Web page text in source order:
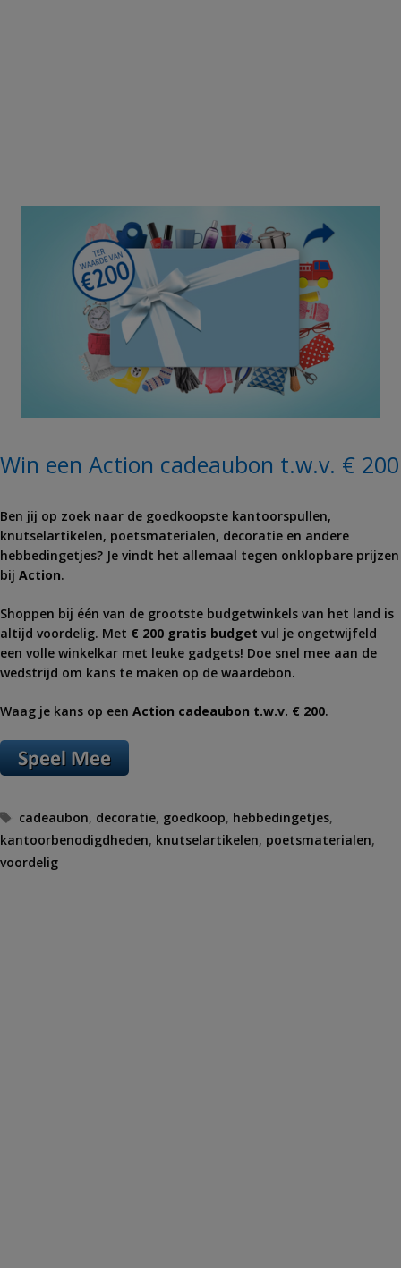
Win een Action cadeaubon t.w.v. € 200
Ben jij op zoek naar de goedkoopste kantoorspullen,
knutselartikelen, poetsmaterialen, decoratie en andere
hebbedingetjes? Je vindt het allemaal tegen onklopbare prijzen
bij Action.
Shoppen bij één van de grootste budgetwinkels van het land is
altijd voordelig. Met € 200 gratis budget vul je ongetwijfeld
een volle winkelkar met leuke gadgets! Doe snel mee aan de
wedstrijd om kans te maken op de waardebon.
Waag je kans op een Action cadeaubon t.w.v. € 200.
Tags
cadeaubon, decoratie, goedkoop, hebbedingetjes,
kantoorbenodigdheden, knutselartikelen, poetsmaterialen,
voordelig